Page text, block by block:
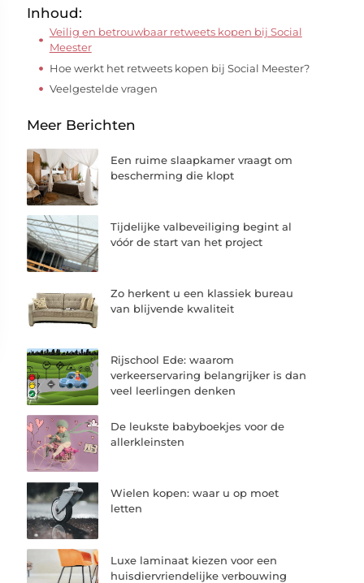
Inhoud:
Veilig en betrouwbaar retweets kopen bij Social
Meester
Hoe werkt het retweets kopen bij Social Meester?
Veelgestelde vragen
Meer Berichten
Een ruime slaapkamer vraagt om
bescherming die klopt
Tijdelijke valbeveiliging begint al
vóór de start van het project
Zo herkent u een klassiek bureau
van blijvende kwaliteit
Rijschool Ede: waarom
verkeerservaring belangrijker is dan
veel leerlingen denken
De leukste babyboekjes voor de
allerkleinsten
Wielen kopen: waar u op moet
letten
Luxe laminaat kiezen voor een
huisdiervriendelijke verbouwing